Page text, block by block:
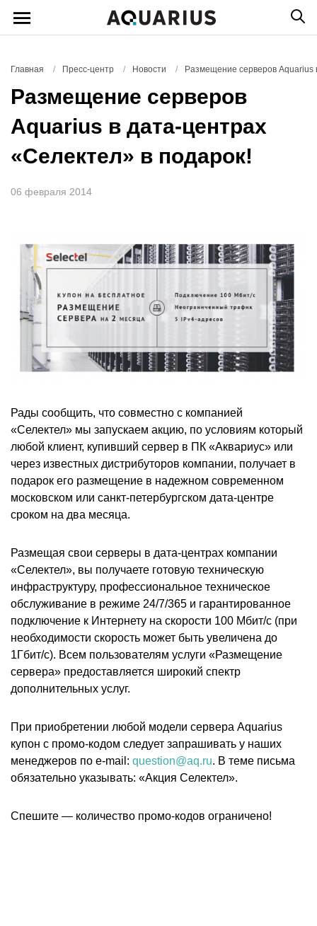
Главная / Пресс-центр / Новости / Размещение серверов Aquarius
Размещение серверов
Aquarius в дата-центрах
«Селектел» в подарок!
06 февраля 2014
Рады сообщить, что совместно с компанией
«Селектел» мы запускаем акцию, по условиям который
любой клиент, купивший сервер в ПК «Аквариус» или
через известных дистрибуторов компании, получает в
подарок его размещение в надежном современном
московском или санкт-петербургском дата-центре
сроком на два месяца.
Размещая свои серверы в дата-центрах компании
«Селектел», вы получаете готовую техническую
инфраструктуру, профессиональное техническое
обслуживание в режиме 24/7/365 и гарантированное
подключение к Интернету на скорости 100 Мбит/с (при
необходимости скорость может быть увеличена до
1Гбит/с). Всем пользователям услуги «Размещение
сервера» предоставляется широкий спектр
дополнительных услуг.
При приобретении любой модели сервера Aquarius
купон с промо-кодом следует запрашивать у наших
менеджеров по e-mail: question@aq.ru. В теме письма
обязательно указывать: «Акция Селектел».
Спешите — количество промо-кодов ограничено!